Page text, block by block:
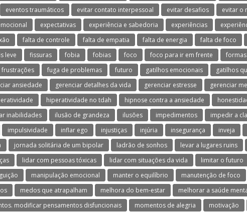
eventos traumáticos evitar contato interpessoal evitar desafios evitar o
expectativas experiência e sabedoria experiências
falta de controle falta de empatia falta de energia falta de foco
leve fissuras fobia fobias foco foco para ir em frente
frustrações fuga de problemas futuro gatilhos emocionais gatilhos
ansiedade gerenciar detalhes da vida gerenciar estresse gerenciar
hiperatividade no tdah hipnose contra a ansiedade
inabilidades ilusão de grandeza ilusões impedimentos impedir a
impulsividade inflar ego injustiças injúria insegurança inveja
jornada solitária de um bipolar ladrão de sonhos levar a lugares ruins
lidar com pessoas tóxicas lidar com situações da vida limitar o futuro
manipulação emocional manter o equilíbrio manutenção de foco
medos que atrapalham melhora do bem-estar melhorar a saúde
modificar pensamentos disfuncionais momentos de alegria motivação